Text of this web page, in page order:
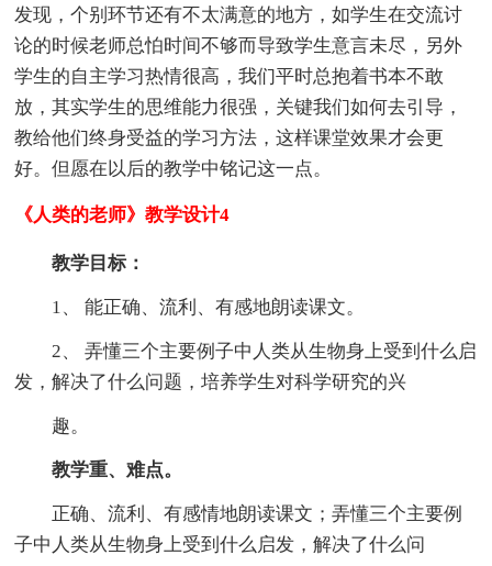
发现，个别环节还有不太满意的地方，如学生在交流讨
论的时候老师总怕时间不够而导致学生意言未尽，另外
学生的自主学习热情很高，我们平时总抱着书本不敢
放，其实学生的思维能力很强，关键我们如何去引导，
教给他们终身受益的学习方法，这样课堂效果才会更
好。但愿在以后的教学中铭记这一点。
《人类的老师》教学设计4
教学目标：
1、 能正确、流利、有感地朗读课文。
2、 弄懂三个主要例子中人类从生物身上受到什么启
发，解决了什么问题，培养学生对科学研究的兴
趣。
教学重、难点。
正确、流利、有感情地朗读课文；弄懂三个主要例
子中人类从生物身上受到什么启发，解决了什么问